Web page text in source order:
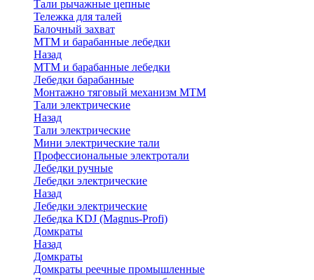
Тали рычажные цепные
Тележка для талей
Балочный захват
МТМ и барабанные лебедки
Назад
МТМ и барабанные лебедки
Лебедки барабанные
Монтажно тяговый механизм МТМ
Тали электрические
Назад
Тали электрические
Мини электрические тали
Профессиональные электротали
Лебедки ручные
Лебедки электрические
Назад
Лебедки электрические
Лебедка KDJ (Magnus-Profi)
Домкраты
Назад
Домкраты
Домкраты реечные промышленные